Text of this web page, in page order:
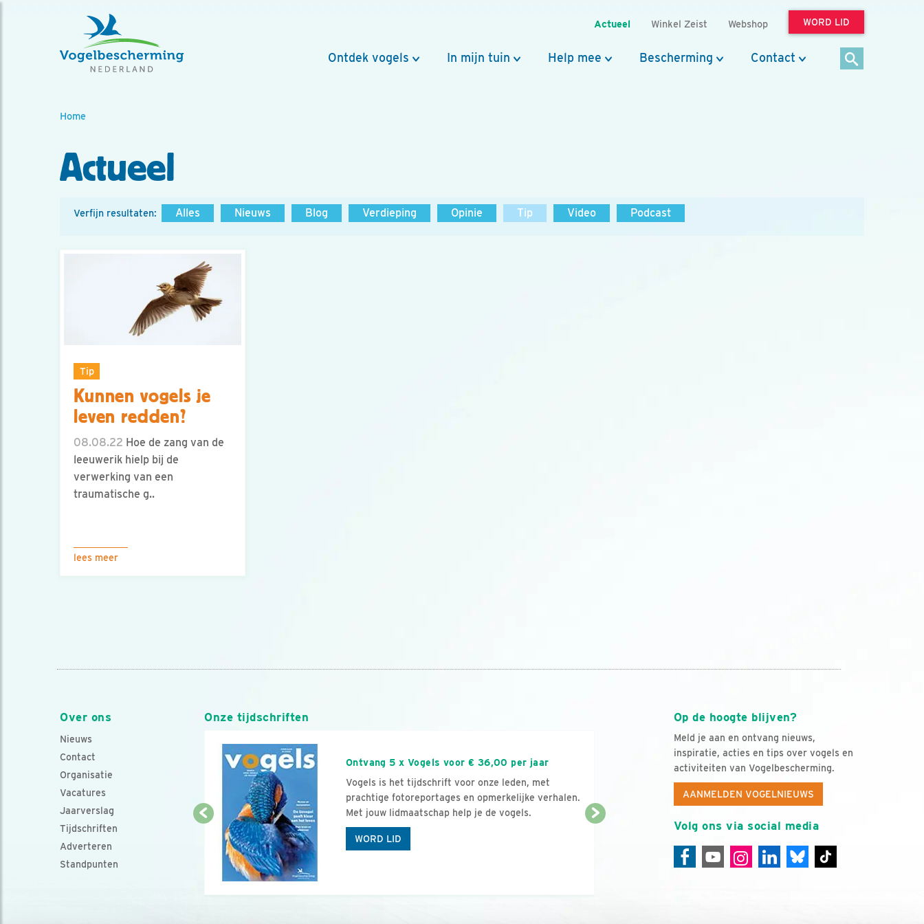
Actueel Winkel Zeist Webshop WORD LID
Ontdek vogels In mijn tuin Help mee Bescherming Contact
Home
Actueel
Verfijn resultaten: Alles Nieuws Blog Verdieping Opinie Tip Video Podcast
Tip
Kunnen vogels je
leven redden?
08.08.22 Hoe de zang van de
leeuwerik hielp bij de
verwerking van een
traumatische g..
lees meer
Over ons
Nieuws
Contact
Organisatie
Vacatures
Jaarverslag
Tijdschriften
Adverteren
Standpunten
Op de hoogte blijven?
Meld je aan en ontvang nieuws,
inspiratie, acties en tips over vogels en
activiteiten van Vogelbescherming.
AANMELDEN VOGELNIEUWS
Volg ons via social media
Onze tijdschriften
Ontvang 5 x Vogels voor € 36,00 per jaar
Vogels is het tijdschrift voor onze leden, met
prachtige fotoreportages en opmerkelijke verhalen.
Met jouw lidmaatschap help je de vogels.
WORD LID